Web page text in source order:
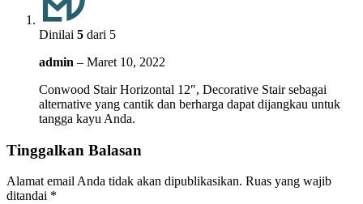
Dinilai 5 dari 5
admin – Maret 10, 2022
Conwood Stair Horizontal 12″, Decorative Stair sebagai
alternative yang cantik dan berharga dapat dijangkau untuk
tangga kayu Anda.
Tinggalkan Balasan
Alamat email Anda tidak akan dipublikasikan. Ruas yang wajib
ditandai *